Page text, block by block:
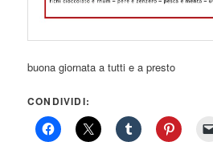
buona giornata a tutti e a presto
CONDIVIDI: